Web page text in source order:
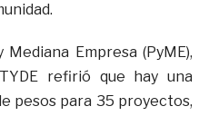
Empresa (PyME),
refirió que hay una
pesos para 35 proyectos,